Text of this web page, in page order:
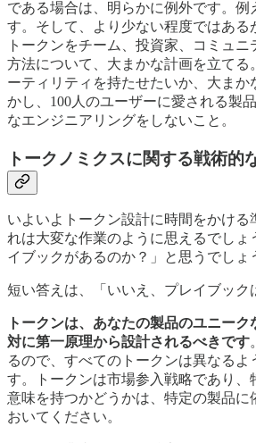
である場合は、明らかに例外です。例
す。そして、より少ない程度ではある
トークンをチーム、投資家、コミュ
方法について、大まかな計画を立てる
ーティリティを持たせたいか、大まか
かし、100人のユーザーに愛される製
なエンジニアリングをしないこと。
トークノミクスに関する戦術的
いよいよトークン設計に時間をかける
れは大変な作業のように思えるでしょ
イブックがあるのか？」と思うでしょ
短い答えは、「いいえ、プレイブック
トークンは、あなたの製品のユニー
対に第一原理から設計されるべきです
るので、すべてのトークンは異なる
す。トークンは市場参入戦略であり、
意味を持つかどうかは、特定の製品に
おいてください。